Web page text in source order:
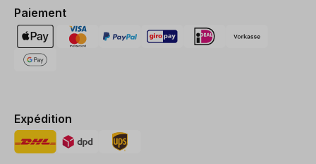
Paiement
Expédition